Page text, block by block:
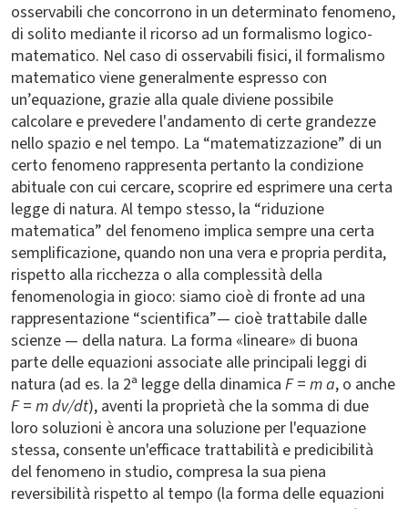
osservabili che concorrono in un determinato fenomeno,
di solito mediante il ricorso ad un formalismo logico-
matematico. Nel caso di osservabili fisici, il formalismo
matematico viene generalmente espresso con
un’equazione, grazie alla quale diviene possibile
calcolare e prevedere l'andamento di certe grandezze
nello spazio e nel tempo. La “matematizzazione” di un
certo fenomeno rappresenta pertanto la condizione
abituale con cui cercare, scoprire ed esprimere una certa
legge di natura. Al tempo stesso, la “riduzione
matematica” del fenomeno implica sempre una certa
semplificazione, quando non una vera e propria perdita,
rispetto alla ricchezza o alla complessità della
fenomenologia in gioco: siamo cioè di fronte ad una
rappresentazione “scientifica”— cioè trattabile dalle
scienze — della natura. La forma «lineare» di buona
parte delle equazioni associate alle principali leggi di
natura (ad es. la 2ª legge della dinamica F= m a, o anche
F= m dv/dt), aventi la proprietà che la somma di due
loro soluzioni è ancora una soluzione per l'equazione
stessa, consente un'efficace trattabilità e predicibilità
del fenomeno in studio, compresa la sua piena
reversibilità rispetto al tempo (la forma delle equazioni